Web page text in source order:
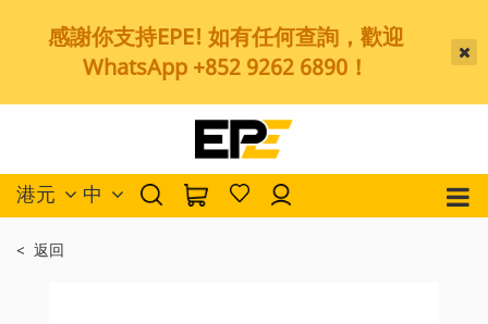
感謝你支持EPE! 如有任何查詢，歡迎
WhatsApp +852 9262 6890！
港元 中
< 返回